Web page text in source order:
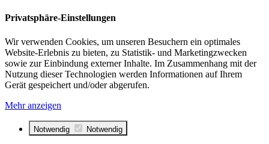
Privatsphäre-Einstellungen
Wir verwenden Cookies, um unseren Besuchern ein optimales
Website-Erlebnis zu bieten, zu Statistik- und Marketingzwecken
sowie zur Einbindung externer Inhalte. Im Zusammenhang mit der
Nutzung dieser Technologien werden Informationen auf Ihrem
Gerät gespeichert und/oder abgerufen.
Mehr anzeigen
Notwendig Notwendig